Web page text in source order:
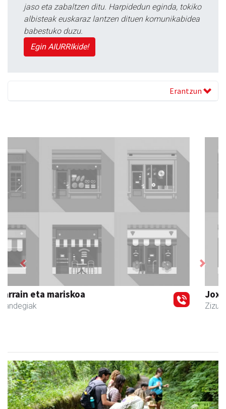
jaso eta zabaltzen ditu. Harpidedun eginda, tokiko
albisteak euskaraz lantzen dituen komunikabidea
babestuko duzu.
Egin AIURRIkide!
Erantzun
Joxean harategia
Zizurkil - Harategiak
Previous Next